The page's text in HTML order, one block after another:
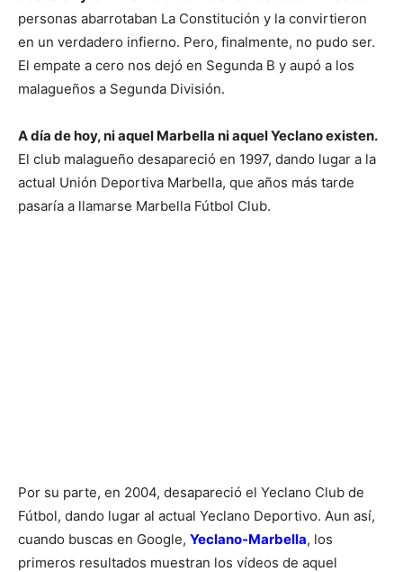
personas abarrotaban La Constitución y la convirtieron
en un verdadero infierno. Pero, finalmente, no pudo ser.
El empate a cero nos dejó en Segunda B y aupó a los
malagueños a Segunda División.
A día de hoy, ni aquel Marbella ni aquel Yeclano existen.
El club malagueño desapareció en 1997, dando lugar a la
actual Unión Deportiva Marbella, que años más tarde
pasaría a llamarse Marbella Fútbol Club.
Por su parte, en 2004, desapareció el Yeclano Club de
Fútbol, dando lugar al actual Yeclano Deportivo. Aun así,
cuando buscas en Google, Yeclano-Marbella, los
primeros resultados muestran los vídeos de aquel